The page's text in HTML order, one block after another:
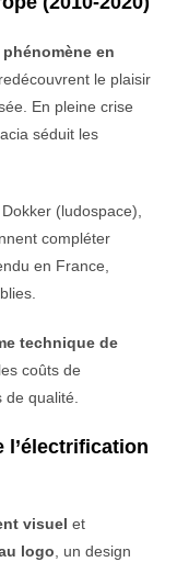
phénomène en
redécouvrent le plaisir
En pleine crise
séduit les
Dokker (ludospace),
compléter
en France,
technique de
les coûts de
de qualité.
l’électrification
visuel et
logo, un design